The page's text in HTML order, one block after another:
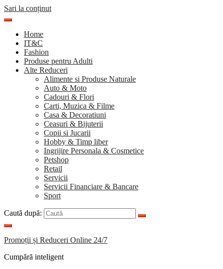
Sari la conținut
Home
IT&C
Fashion
Produse pentru Adulti
Alte Reduceri
Alimente si Produse Naturale
Auto & Moto
Cadouri & Flori
Carti, Muzica & Filme
Casa & Decoratiuni
Ceasuri & Bijuterii
Copii si Jucarii
Hobby & Timp liber
Ingrijire Personala & Cosmetice
Petshop
Retail
Servicii
Servicii Financiare & Bancare
Sport
Caută după:
Promoții și Reduceri Online 24/7
Cumpără inteligent